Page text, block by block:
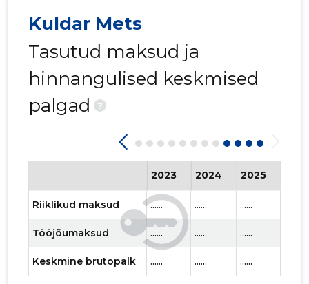
Kuldar Mets
Tasutud maksud ja
hinnangulised keskmised
palgad
?
2023 2024 2025
Riiklikud maksud ...... ...... ......
Tööjõumaksud ...... ...... ......
Keskmine brutopalk ...... ...... ......